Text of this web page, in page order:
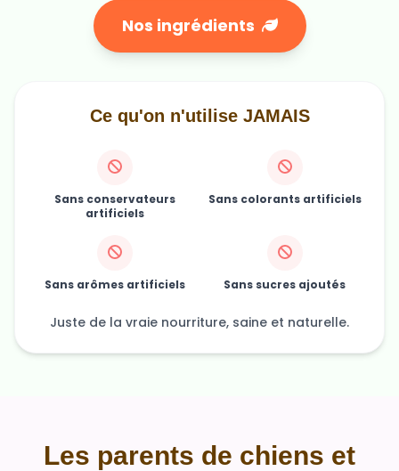
Nos ingrédients
Ce qu'on n'utilise JAMAIS
Sans conservateurs
artificiels
Sans colorants artificiels
Sans arômes artificiels Sans sucres ajoutés
Juste de la vraie nourriture, saine et naturelle.
Les parents de chiens et